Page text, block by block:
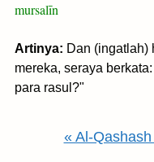
mursalīn
Artinya: Dan (ingatlah)
mereka, seraya
para rasul?"
« Al-